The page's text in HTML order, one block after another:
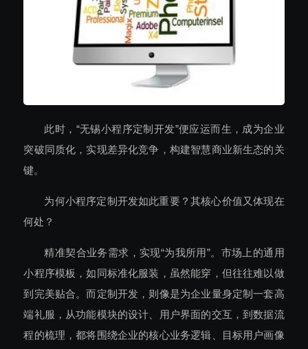
此时，“无锡小程序定制开发”便应运而生，成为企业
突破同质化，实现差异化竞争，构建智慧商业新生态的关
键。
为何小程序定制开发如此重要？其核心价值又体现在
何处？
精准契合业务需求，实现“为我所用”。市场上的通用
小程序模板，如同标准化服装，虽然能穿，但往往难以做
到完美贴合。而定制开发，则像是为企业量身定制一套高
端礼服，从功能模块的设计、用户界面的交互，到数据流
程的梳理，都将围绕企业的核心业务逻辑、目标用户画像